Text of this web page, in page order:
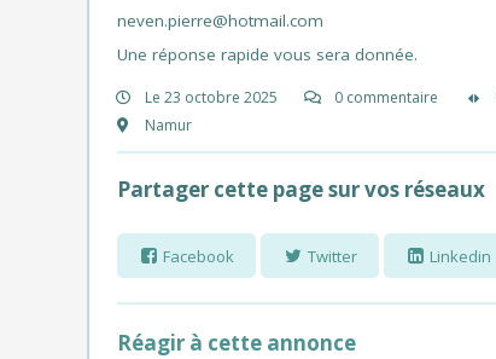
neven.pierre@hotmail.com
Une réponse rapide vous sera donnée.
Le 23 octobre 2025 0 commentaire
Namur
Partager cette page sur vos réseaux
Facebook Twitter Linkedin
Réagir à cette annonce